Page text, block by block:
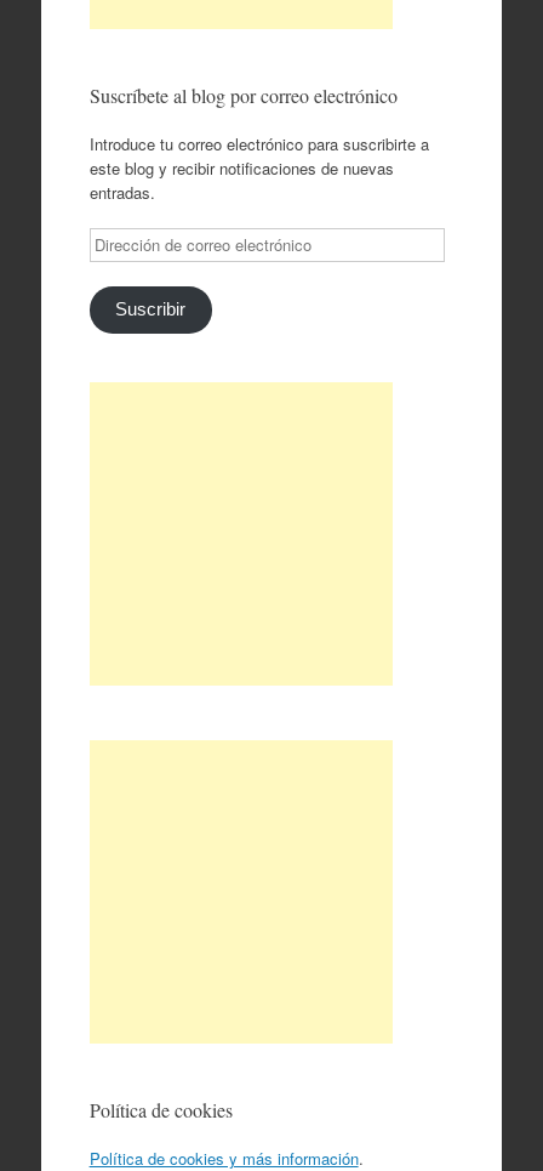
Suscríbete al blog por correo electrónico
Introduce tu correo electrónico para suscribirte a
este blog y recibir notificaciones de nuevas
entradas.
Dirección
de
correo
electrónico
Suscribir
Política de cookies
Política de cookies y más información.